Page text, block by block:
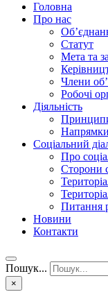
Головна
Про нас
Статут
Мета та
Члени
Робочі
Діяльність
Принципи
Напрямки
Соціальний
Про
Сторони
Питання
Новини
Контакти
Пошук...
×